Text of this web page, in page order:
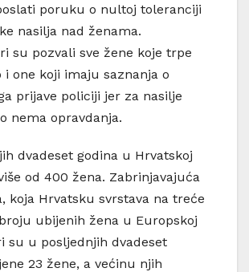
poruku o nultoj toleranciji
nasilja nad ženama.
su pozvali sve žene koje trpe
i one koji imaju saznanja o
prijave policiji jer za nasilje
nema opravdanja.
dvadeset godina u Hrvatskoj
od 400 žena. Zabrinjavajuća
koja Hrvatsku svrstava na treće
ubijenih žena u Europskoj
su u posljednjih dvadeset
23 žene, a većinu njih